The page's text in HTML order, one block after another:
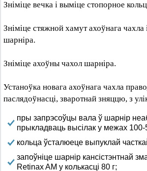
Зніміце вечка і выміце стопорное
Зніміце стяжной хамут ахоўнага чахла
шарніра.
Зніміце ахоўны чахол шарніра.
Устаноўка новага ахоўнага чахла
паслядоўнасці, зваротнай зняццю, з
пры запрэсоўцы вала ў шарнір
прыкладваць высілак у межах 100-
кольца ўсталюеце выпуклай
запоўніце шарнір кансістэнтнай
Retinax AM у колькасці 80 г;